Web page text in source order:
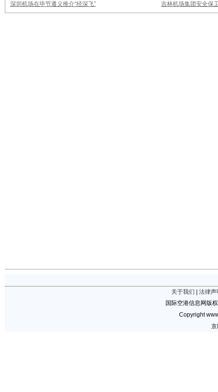
深圳机场在毕节遵义推介“经深飞”
吉林机场集团安全保
关于我们
法律声
国际空港信息网版
Copyright